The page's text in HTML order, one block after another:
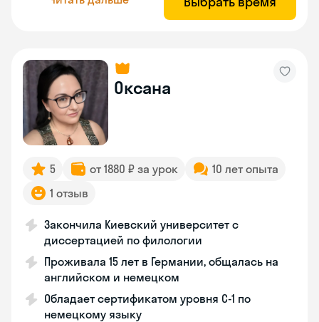
Оксана
5 от 1880 ₽ за урок
10 лет опыта
1 отзыв
Закончила Киевский университет с
диссертацией по филологии
Проживала 15 лет в Германии, общалась на
английском и немецком
Обладает сертификатом уровня C-1 по
немецкому языку